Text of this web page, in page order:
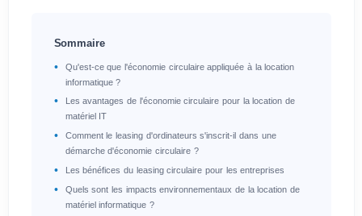
Sommaire
Qu'est-ce que l'économie circulaire appliquée à la location
informatique ?
Les avantages de l'économie circulaire pour la location de
matériel IT
Comment le leasing d'ordinateurs s'inscrit-il dans une
démarche d'économie circulaire ?
Les bénéfices du leasing circulaire pour les entreprises
Quels sont les impacts environnementaux de la location de
matériel informatique ?